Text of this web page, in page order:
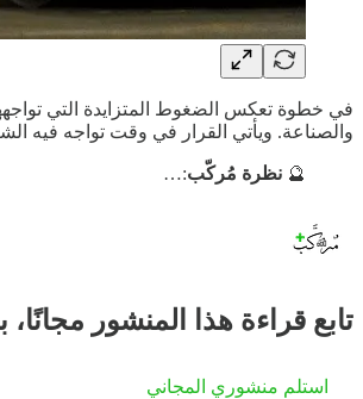
في خطوة تعكس الضغوط المتزايدة التي
والصناعة. ويأتي القرار في وقت تواجه فيه
🔮 نظرة مُركّب:…
تابع قراءة هذا المنشور
استلم منشوري المجاني